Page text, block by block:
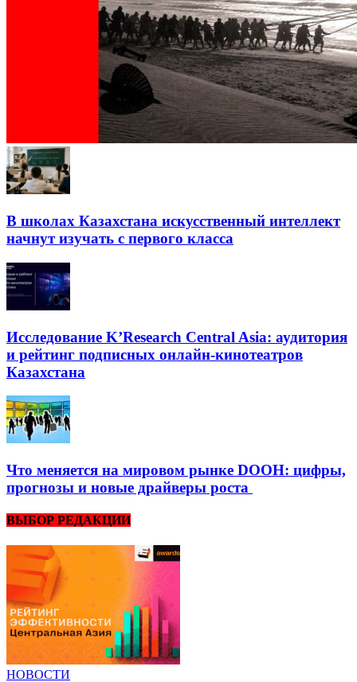
В школах Казахстана искусственный интеллект
начнут изучать с первого класса
Исследование K’Research Central Asia: аудитория
и рейтинг подписных онлайн-кинотеатров
Казахстана
Что меняется на мировом рынке DOOH: цифры,
прогнозы и новые драйверы роста
ВЫБОР РЕДАКЦИИ
НОВОСТИ